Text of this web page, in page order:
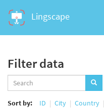
Lingscape
Filter data
Sort by: ID City Country